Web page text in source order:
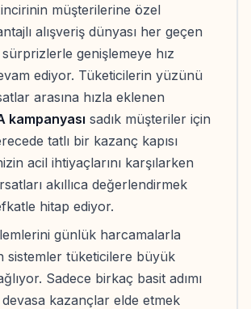
müşterilerine özel
alışveriş dünyası her geçen
genişlemeye hız
ediyor. Tüketicilerin yüzünü
arasına hızla eklenen
kampanyası sadık müşteriler için
tatlı bir kazanç kapısı
acil ihtiyaçlarını karşılarken
akıllıca değerlendirmek
hitap ediyor.
günlük harcamalarla
sistemler tüketicilere büyük
Sadece birkaç basit adımı
kazançlar elde etmek